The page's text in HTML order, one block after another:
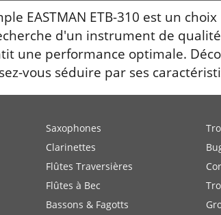
EASTMAN ETB-310 est un
d'un instrument de
une performance optimale.
vous séduire par ses
Saxophones
Clarinettes
Flûtes Traversières
Flûtes à Bec
Bassons & Fagotts